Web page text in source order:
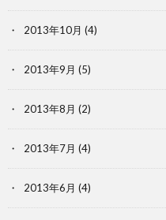
2013年10月 (4)
2013年9月 (5)
2013年8月 (2)
2013年7月 (4)
2013年6月 (4)